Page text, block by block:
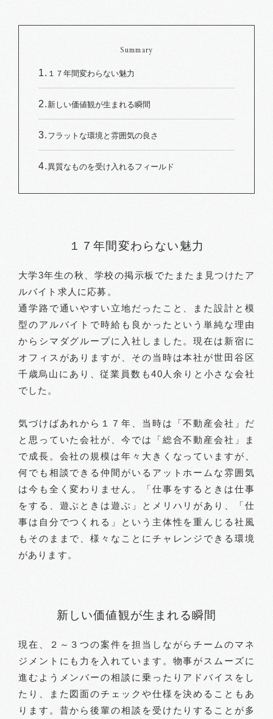
Summary
１７年間変わらない魅力
新しい価値観が生まれる瞬間
フラットな環境と雰囲気の良さ
異質なものを受け入れるフィールド
１７年間変わらない魅力
大学3年生の秋、学校の掲示板でたまたま見つけたア
ルバイト求人に応募。
通学路で通いやすい立地だったこと、また設計と模
型のアルバイトで時給も良かったという単純な理由
からシマダグループに入社しました。現在は新宿に
オフィスがありますが、その当時は本社が世田谷区
千歳烏山にあり、従業員数も40人余りと小さな会社
でした。
気づけばあれから１７年、当時は「不動産会社」だ
と思っていた会社が、今では「総合不動産会社」ま
で成長。会社の規模は年々大きくなっていますが、
何でも相談できる仲間がいるアットホームな雰囲気
は今も全く変わりません。「仕事をするときは仕事
をする、遊ぶときは遊ぶ」とメリハリがあり、「仕
事は自分でつくれる」という主体性を重んじる社風
もそのままで、様々なことにチャレンジできる環境
があります。
新しい価値観が生まれる瞬間
現在、２～３つの案件を担当しながらチームのマネ
ジメントにも力を入れています。物事がスムーズに
進むようメンバーの相談に乗ったりアドバイスをし
たり、また図面のチェックや仕様を決めることもあ
ります。昔から後輩の相談を受けたりすることが多